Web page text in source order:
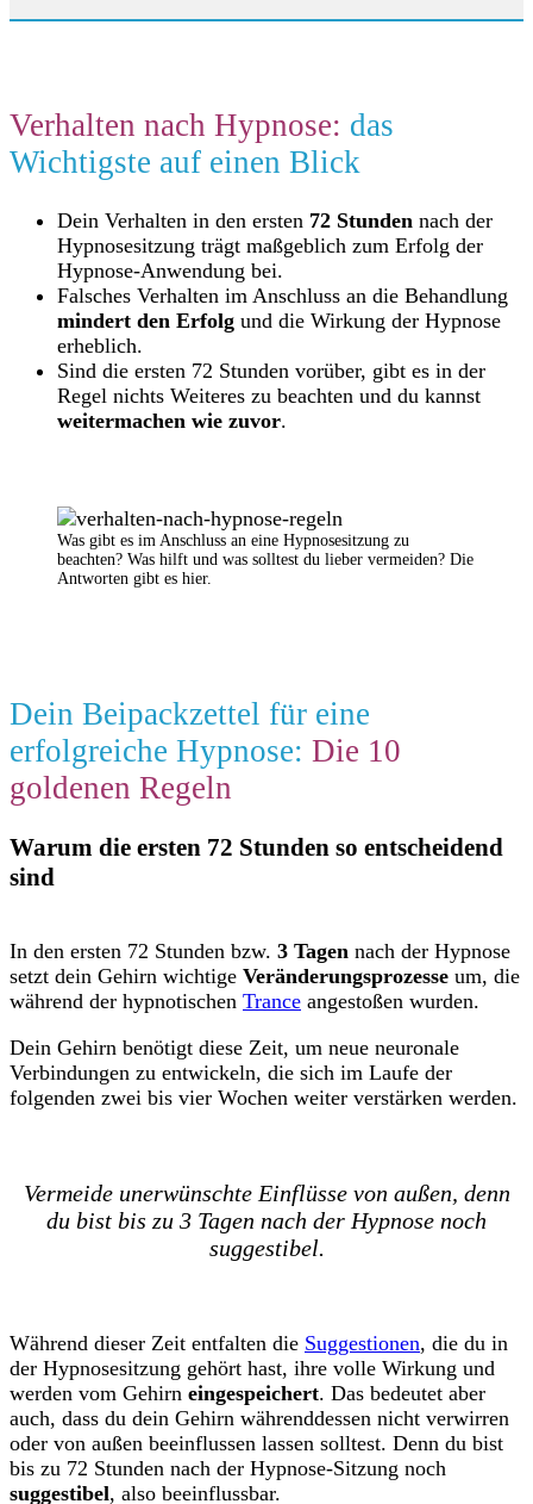
Verhalten nach Hypnose: das
Wichtigste auf einen Blick
Dein Verhalten in den ersten 72 Stunden nach der
Hypnosesitzung trägt maßgeblich zum Erfolg der
Hypnose-Anwendung bei.
Falsches Verhalten im Anschluss an die Behandlung
mindert den Erfolg und die Wirkung der Hypnose
erheblich.
Sind die ersten 72 Stunden vorüber, gibt es in der
Regel nichts Weiteres zu beachten und du kannst
weitermachen wie zuvor.
Was gibt es im Anschluss an eine Hypnosesitzung zu
beachten? Was hilft und was solltest du lieber vermeiden? Die
Antworten gibt es hier.
Dein Beipackzettel für eine
erfolgreiche Hypnose: Die 10
goldenen Regeln
Warum die ersten 72 Stunden so entscheidend
sind
In den ersten 72 Stunden bzw. 3 Tagen nach der Hypnose
setzt dein Gehirn wichtige Veränderungsprozesse um, die
während der hypnotischen Trance angestoßen wurden.
Dein Gehirn benötigt diese Zeit, um neue neuronale
Verbindungen zu entwickeln, die sich im Laufe der
folgenden zwei bis vier Wochen weiter verstärken werden.
Vermeide unerwünschte Einflüsse von außen, denn
du bist bis zu 3 Tagen nach der Hypnose noch
suggestibel.
Während dieser Zeit entfalten die Suggestionen, die du in
der Hypnosesitzung gehört hast, ihre volle Wirkung und
werden vom Gehirn eingespeichert. Das bedeutet aber
auch, dass du dein Gehirn währenddessen nicht verwirren
oder von außen beeinflussen lassen solltest. Denn du bist
bis zu 72 Stunden nach der Hypnose-Sitzung noch
suggestibel, also beeinflussbar.